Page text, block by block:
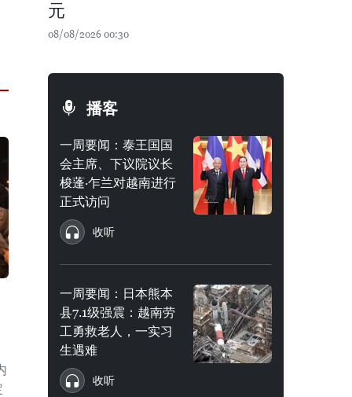
元
08/08/2026 00:30
播客
一周要闻：泰王国国
会主席、下议院议长
梭蓬·乍兰对越南进行
正式访问
收听
一周要闻：日本熊本
县7.1级强震：越南劳
工勇救老人，一实习
生遇难
收听